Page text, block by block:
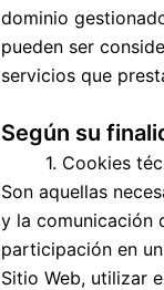
dominio
pueden ser
servicios que
Según su
1. Cookies
Son aquellas
y la comunicación
participación en
Sitio Web, utilizar